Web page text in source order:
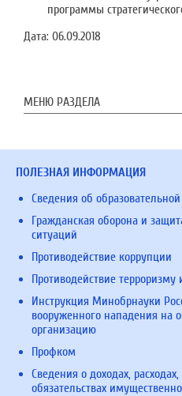
программы
Дата: 06.09.2018
МЕНЮ РАЗДЕЛА
ПОЛЕЗНАЯ ИНФОРМАЦИЯ
Сведения об
Гражданская оборона и
ситуаций
Противодействие коррупции
Противодействие терроризму
Инструкция Минобрнауки
вооруженного нападения на
организацию
Профком
Сведения о доходах,
обязательствах